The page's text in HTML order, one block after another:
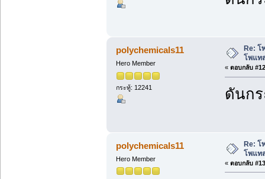
polychemicals11
Hero Member
กระทู้: 12241
Re: โ
โพแท
« ตอบกลับ
ดันก
polychemicals11
Hero Member
Re: โ
โพแท
« ตอบกลับ